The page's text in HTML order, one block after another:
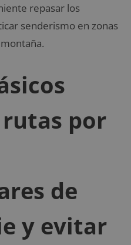
repasar los
senderismo en zonas
por
de
y evitar